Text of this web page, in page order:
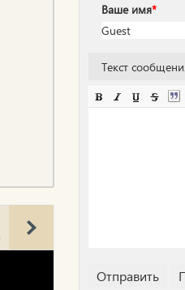
Ваше имя*
Текст